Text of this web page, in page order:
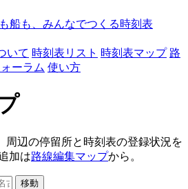
船も、みんなでつくる時刻表
いて 時刻表リスト 時刻表マップ 路
ーラム 使い方
周辺の停留所と時刻表の登録状況を
加は路線編集マップから。
移動